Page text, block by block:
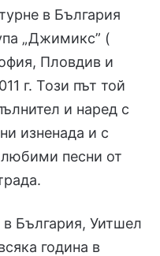
в България
„Джимикс” (
Пловдив и
г. Този път той
и наред с
изненада и с
любими песни от
България, Уитшел
година в